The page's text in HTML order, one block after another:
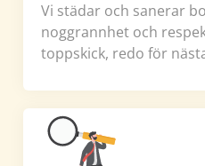
Vi städar och sanerar
noggrannhet och
toppskick, redo för